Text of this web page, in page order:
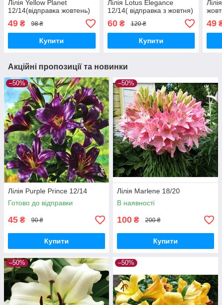
Лілія Yellow Planet
12/14(відправка жовтень)
49 ₴ 98 ₴
Купити
Лілія Lotus Elegance
12/14( відправка з жовтня)
60₴ 120 ₴
Купити
49
Акційні пропозиції та новинки
–50%
Лілія Purple Prince 12/14
Готово до відправки
45 ₴ 90 ₴
Купити
–50%
Лілія Marlene 18/20
В наявності
100 ₴ 200 ₴
Купити
–50% –50%